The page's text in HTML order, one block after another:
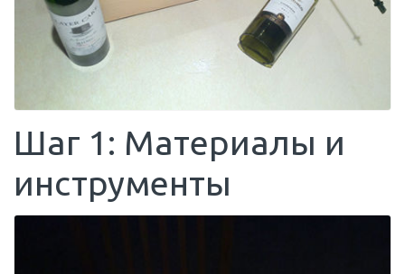
Шаг 1: Материалы и
инструменты